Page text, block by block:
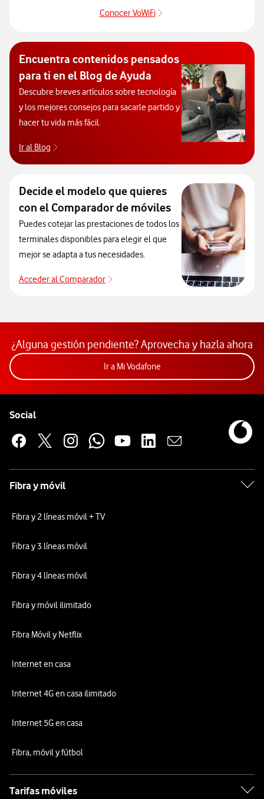
Conocer VoWiFi
Encuentra contenidos pensados
para ti en el Blog de Ayuda
Descubre breves artículos sobre tecnología
y los mejores consejos para sacarle partido y
hacer tu vida más fácil.
Ir al Blog
Decide el modelo que quieres
con el Comparador de móviles
Puedes cotejar las prestaciones de todos los
terminales disponibles para elegir el que
mejor se adapta a tus necesidades.
Acceder al Comparador
Acceder al Comparador
¿Alguna gestión pendiente? Aprovecha y hazla ahora
Ir a Mi VodafoneAcceder a la app Mi
Social
Fibra y móvil
Fibra y 2 líneas móvil + TV
Fibra y 3 líneas móvil
Fibra y 4 líneas móvil
Fibra y móvil ilimitado
Fibra Móvil y Netflix
Internet en casa
Internet 4G en casa ilimitado
Internet 5G en casa
Fibra, móvil y fútbol
Tarifas móviles